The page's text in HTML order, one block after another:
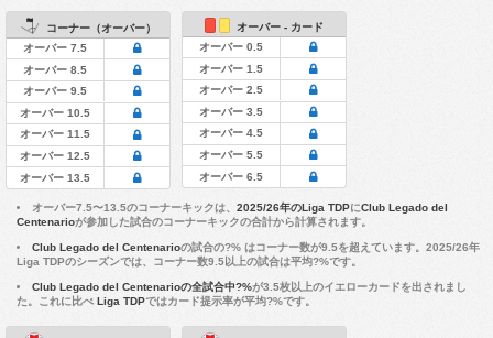
コーナー（オーバー）
オーバー 7.5
オーバー 8.5
オーバー 9.5
オーバー 10.5
オーバー 11.5
オーバー 12.5
オーバー 13.5
オーバー - カード
オーバー 0.5
オーバー 1.5
オーバー 2.5
オーバー 3.5
オーバー 4.5
オーバー 5.5
オーバー 6.5
オーバー7.5〜13.5のコーナーキックは、 2025/26年のLiga TDPにClub Legado del
Centenarioが参加した試合のコーナーキックの合計から計算されます。
Club Legado del Centenarioの試合の?% はコーナー数が9.5を超えています。2025/26年
Liga TDPのシーズンでは、コーナー数9.5以上の試合は平均?%です。
Club Legado del Centenarioの全試合中?%が3.5枚以上のイエローカードを出されまし
た。これに比べ Liga TDPではカード提示率が平均?%です。